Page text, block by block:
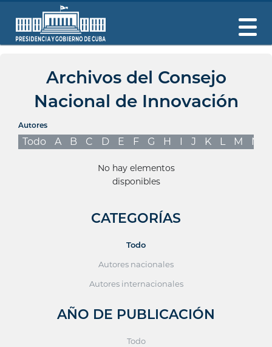
Archivos del Consejo
Nacional de Innovación
Autores
Todo A B C D E F G H I J K L M N
No hay elementos
disponibles
CATEGORÍAS
Todo
Autores nacionales
Autores internacionales
AÑO DE PUBLICACIÓN
Todo